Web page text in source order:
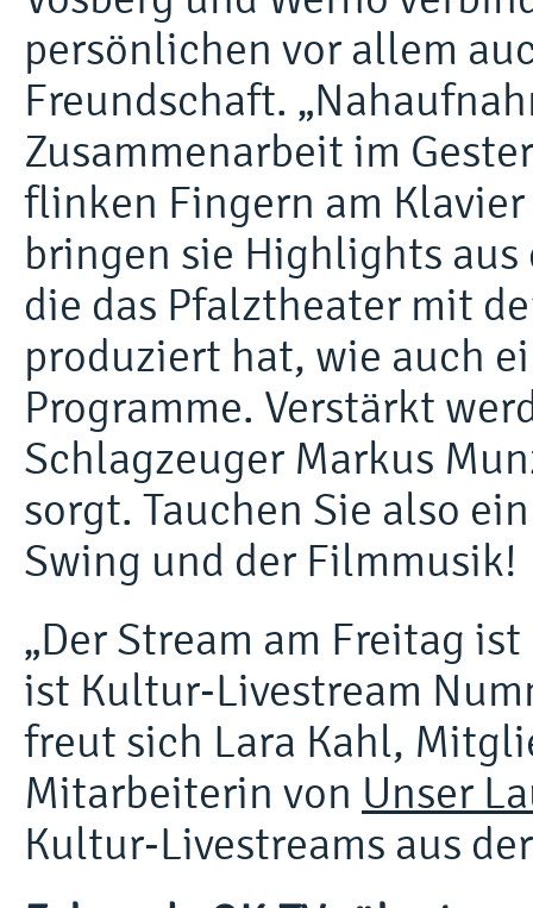
persönlichen vor allem
Freundschaft.
Zusammenarbeit im
flinken Fingern am
bringen sie Highlights
die das Pfalztheater mit
produziert hat, wie auch
Programme. Verstärkt
Schlagzeuger Markus
sorgt. Tauchen Sie also
Swing und der Filmmusik!
„Der Stream am Freitag
ist Kultur-Livestream
freut sich Lara Kahl,
Mitarbeiterin von Unser
Kultur-Livestreams aus